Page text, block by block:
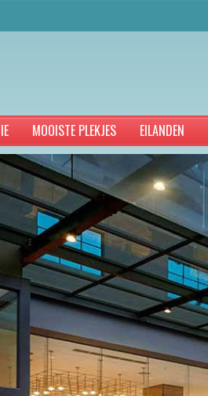
MOOISTE PLEKJES EILANDEN